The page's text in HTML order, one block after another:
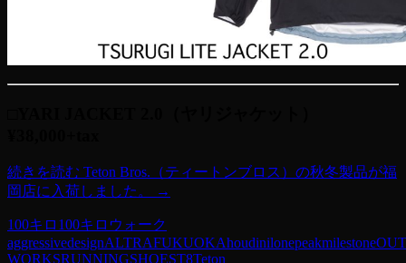
続きを読む Teton Bros.（ティートンブロス）の秋冬製品が福
岡店に入荷しました。
→
100キロ 100キロウォーク
aggressivedesignALTRAFUKUOKAhoudinilonepeakmilestone
WORKSRUNNINGSHOEST8Teton